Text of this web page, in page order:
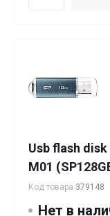
Usb flash
M01
Код товара 379148
Нет в